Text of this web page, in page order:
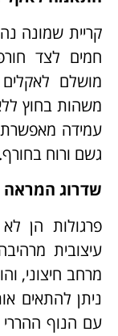
קריית שמונה
חמים לצד
מושלם
משהות בחוץ
עמידה מאפשרת
גשם ורוח בחורף.
שדרוג המראה
פרגולות הן
עיצובית
מרחב חיצוני,
ניתן להתאים
עם הנוף